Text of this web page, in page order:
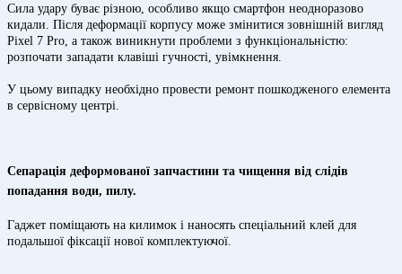
Сила удару буває різною, особливо якщо смартфон неодноразово
кидали. Після деформації корпусу може змінитися зовнішній вигляд
Pixel 7 Pro, а також виникнути проблеми з функціональністю:
розпочати западати клавіші гучності, увімкнення.
У цьому випадку необхідно провести ремонт пошкодженого елемента
в сервісному центрі.
Сепарація деформованої запчастини та чищення від слідів
попадання води, пилу.
Гаджет поміщають на килимок і наносять спеціальний клей для
подальшої фіксації нової комплектуючої.